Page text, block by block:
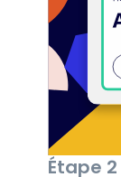
Étape 2